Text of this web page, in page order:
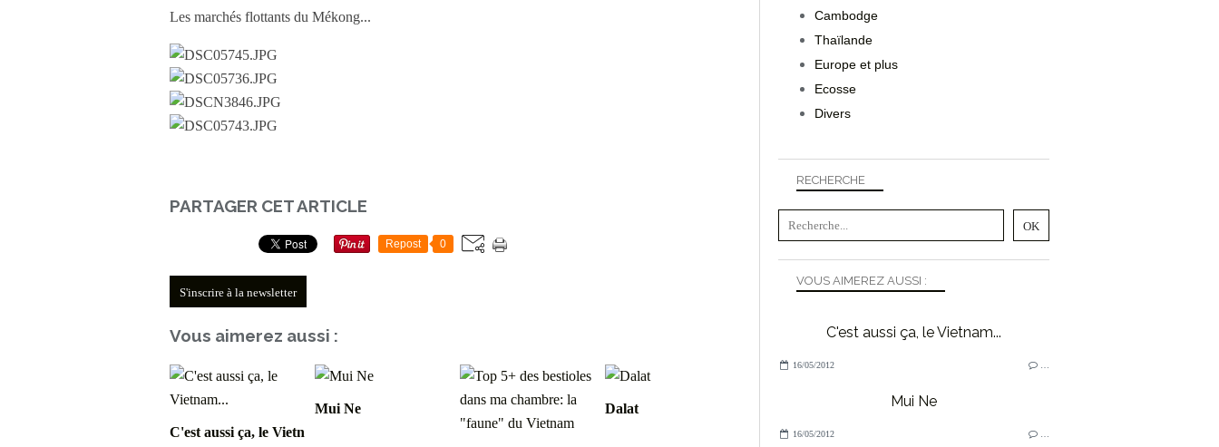
Les marchés flottants du Mékong...
PARTAGER CET ARTICLE
Repost 0
S'inscrire à la newsletter
Vous aimerez aussi :
C'est aussi ça, le Vietn
Mui Ne Dalat
RECHERCHE
VOUS AIMEREZ AUSSI :
C'est aussi ça, le Vietnam...
16/05/2012
Mui Ne
16/05/2012
Cambodge
Thaïlande
Europe et plus
Ecosse
Divers